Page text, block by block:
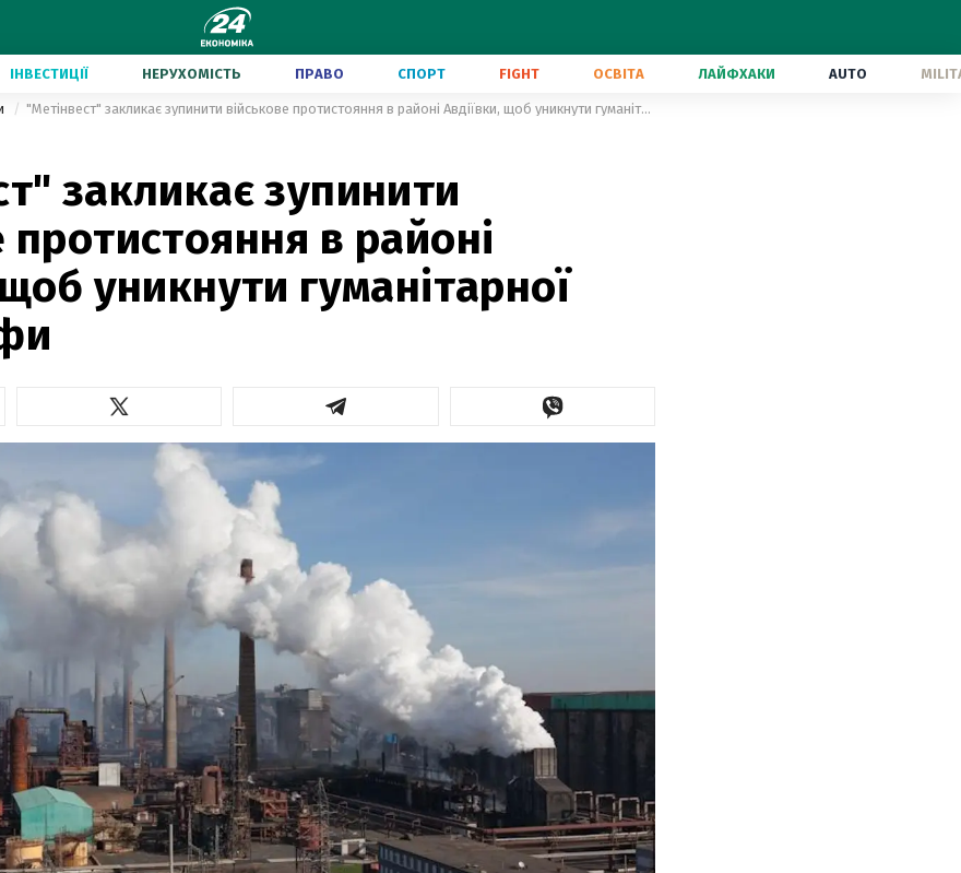
ІНВЕСТИЦІЇ НЕРУХОМІСТЬ ПРАВО СПОРТ FIGHT ОСВІТА ЛАЙФХАКИ AUTO
"Метінвест" закликає зупинити військове протистояння в районі Авдіївки, щоб уникнути гуманітарної катастрофи
закликає зупинити
протистояння в районі
уникнути гуманітарної